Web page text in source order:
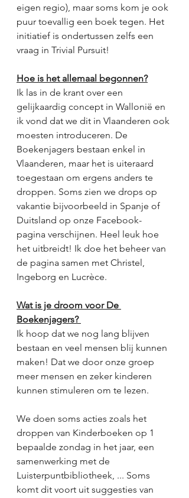
eigen regio), maar soms kom je ook
puur toevallig een boek tegen. Het
initiatief is ondertussen zelfs een
vraag in Trivial Pursuit!
Hoe is het allemaal begonnen?
Ik las in de krant over een
gelijkaardig concept in Wallonië en
ik vond dat we dit in Vlaanderen ook
moesten introduceren. De
Boekenjagers bestaan enkel in
Vlaanderen, maar het is uiteraard
toegestaan om ergens anders te
droppen. Soms zien we drops op
vakantie bijvoorbeeld in Spanje of
Duitsland op onze Facebook-
pagina verschijnen. Heel leuk hoe
het uitbreidt! Ik doe het beheer van
de pagina samen met Christel,
Ingeborg en Lucrèce.
Wat is je droom voor De
Boekenjagers?
Ik hoop dat we nog lang blijven
bestaan en veel mensen blij kunnen
maken! Dat we door onze groep
meer mensen en zeker kinderen
kunnen stimuleren om te lezen.
We doen soms acties zoals het
droppen van Kinderboeken op 1
bepaalde zondag in het jaar, een
samenwerking met de
Luisterpuntbibliotheek, ... Soms
komt dit voort uit suggesties van